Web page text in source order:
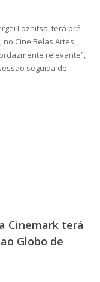
Loznitsa, terá pré-
Cine Belas Artes
relevante”,
seguida de
Cinemark terá
Globo de